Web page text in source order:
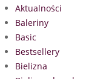
Aktualności
Baleriny
Basic
Bestsellery
Bielizna